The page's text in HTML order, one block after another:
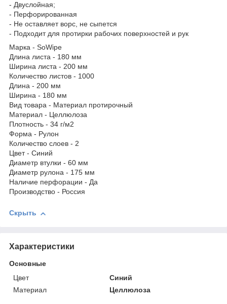
- Двуслойная;
- Перфорированная
- Не оставляет ворс, не сыпется
- Подходит для протирки рабочих поверхностей и рук
Марка - SoWipe
Длина листа - 180 мм
Ширина листа - 200 мм
Количество листов - 1000
Длина - 200 мм
Ширина - 180 мм
Вид товара - Материал протирочный
Материал - Целлюлоза
Плотность - 34 г/м2
Форма - Рулон
Количество слоев - 2
Цвет - Синий
Диаметр втулки - 60 мм
Диаметр рулона - 175 мм
Наличие перфорации - Да
Производство - Россия
Скрыть
Характеристики
Основные
Цвет
Синий
Материал
Целлюлоза